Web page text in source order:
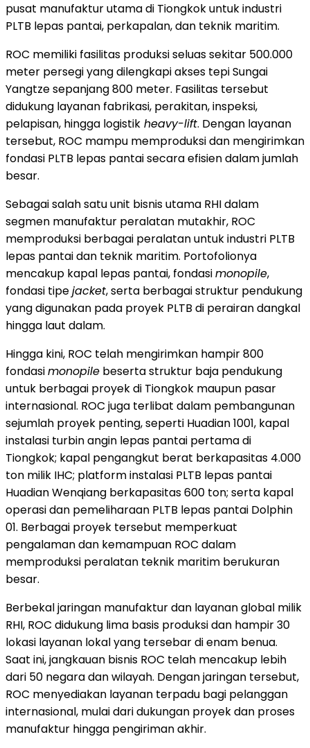
pusat manufaktur utama di Tiongkok untuk industri
PLTB lepas pantai, perkapalan, dan teknik maritim.
ROC memiliki fasilitas produksi seluas sekitar 500.000
meter persegi yang dilengkapi akses tepi Sungai
Yangtze sepanjang 800 meter. Fasilitas tersebut
didukung layanan fabrikasi, perakitan, inspeksi,
pelapisan, hingga logistik heavy-lift. Dengan layanan
tersebut, ROC mampu memproduksi dan mengirimkan
fondasi PLTB lepas pantai secara efisien dalam jumlah
besar.
Sebagai salah satu unit bisnis utama RHI dalam
segmen manufaktur peralatan mutakhir, ROC
memproduksi berbagai peralatan untuk industri PLTB
lepas pantai dan teknik maritim. Portofolionya
mencakup kapal lepas pantai, fondasimonopile,
fondasi tipejacket, serta berbagai struktur pendukung
yang digunakan pada proyek PLTB di perairan dangkal
hingga laut dalam.
Hingga kini, ROC telah mengirimkan hampir 800
fondasimonopile beserta struktur baja pendukung
untuk berbagai proyek di Tiongkok maupun pasar
internasional. ROC juga terlibat dalam pembangunan
sejumlah proyek penting, seperti Huadian 1001, kapal
instalasi turbin angin lepas pantai pertama di
Tiongkok; kapal pengangkut berat berkapasitas 4.000
ton milik IHC; platform instalasi PLTB lepas pantai
Huadian Wenqiang berkapasitas 600 ton; serta kapal
operasi dan pemeliharaan PLTB lepas pantai Dolphin
01. Berbagai proyek tersebut memperkuat
pengalaman dan kemampuan ROC dalam
memproduksi peralatan teknik maritim berukuran
besar.
Berbekal jaringan manufaktur dan layanan global milik
RHI, ROC didukung lima basis produksi dan hampir 30
lokasi layanan lokal yang tersebar di enam benua.
Saat ini, jangkauan bisnis ROC telah mencakup lebih
dari 50 negara dan wilayah. Dengan jaringan tersebut,
ROC menyediakan layanan terpadu bagi pelanggan
internasional, mulai dari dukungan proyek dan proses
manufaktur hingga pengiriman akhir.